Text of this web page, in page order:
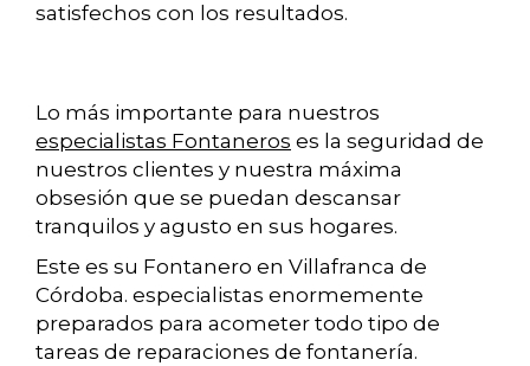
satisfechos con los resultados.
Lo más importante para nuestros
especialistas Fontaneros es la seguridad de
nuestros clientes y nuestra máxima
obsesión que se puedan descansar
tranquilos y agusto en sus hogares.
Este es su Fontanero en Villafranca de
Córdoba. especialistas enormemente
preparados para acometer todo tipo de
tareas de reparaciones de fontanería.